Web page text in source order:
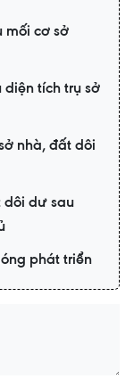
mối cơ sở
diện tích trụ sở
nhà, đất dôi
dôi dư sau
phát triển